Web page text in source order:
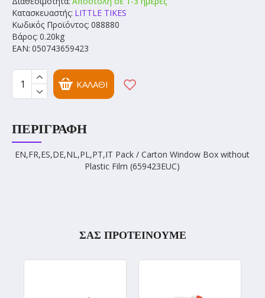
Κατασκευαστής: LITTLE TIKES
Κωδικός Προϊόντος: 088880
Βάρος: 0.20kg
EAN: 050743659423
ΚΑΛΆΘΙ
ΠΕΡΙΓΡΑΦΉ
EN,FR,ES,DE,NL,PL,PT,IT Pack / Carton Window Box without
Plastic Film (659423EUC)
ΣΑΣ ΠΡΟΤΕΙΝΟΥΜΕ